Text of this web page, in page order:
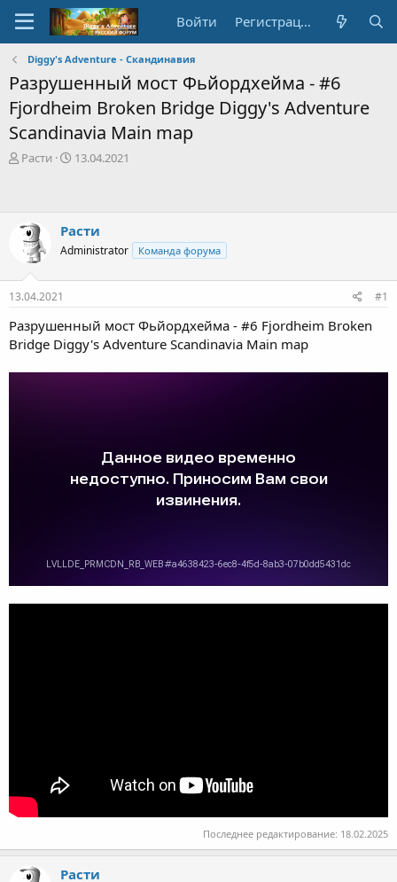
Войти Регистрация
Diggy's Adventure - Скандинавия
Разрушенный мост Фьйордхейма - #6
Fjordheim Broken Bridge Diggy's Adventure
Scandinavia Main map
А
т
е
м
ы
Расти
Д
о
з
а
я
13.04.2021
Расти
Administrator Команда форума
13.04.2021 #1
Разрушенный мост Фьйордхейма - #6 Fjordheim Broken
Bridge Diggy's Adventure Scandinavia Main map
Последнее редактирование: 18.02.2025
Расти